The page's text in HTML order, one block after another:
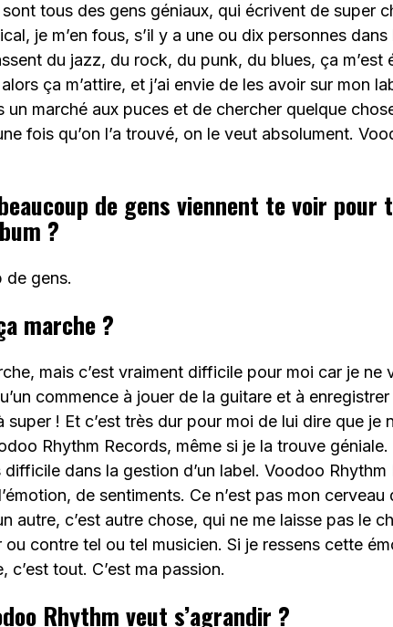
tous des gens géniaux, qui écrivent de super
je m’en fous, s’il y a une ou dix personnes
du jazz, du rock, du punk, du blues, ça m’est
ça m’attire, et j’ai envie de les avoir sur mon
un marché aux puces et de chercher quelque
fois qu’on l’a trouvé, on le veut absolument.
de gens viennent te voir pour
?
de gens.
marche ?
mais c’est vraiment difficile pour moi car je ne
commence à jouer de la guitare et à
super ! Et c’est très dur pour moi de lui dire que je
Rhythm Records, même si je la trouve géniale.
difficile dans la gestion d’un label. Voodoo Rhythm
de sentiments. Ce n’est pas mon cerveau
autre, c’est autre chose, qui ne me laisse pas le
contre tel ou tel musicien. Si je ressens cette
c’est tout. C’est ma passion.
Rhythm veut s’agrandir ?